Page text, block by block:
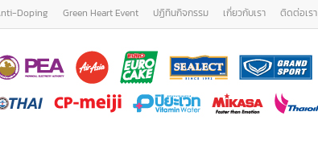
Doping Green Heart Event ปฏิทินกิจกรรม เกี่ยวกับเรา ติดต่อเรา